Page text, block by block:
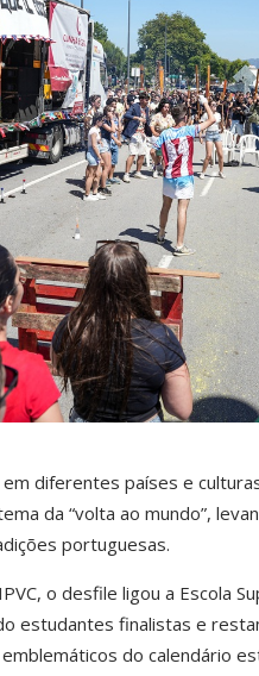
diferentes países e
da “volta ao mundo”,
portuguesas.
o desfile ligou a Escola
estudantes finalistas e
do calendário